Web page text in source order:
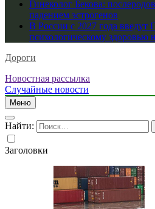
Гинеколог Бекова:
падением эстрогенов
В России с 2027 года
психологическому здоровью
Дороги
Новостная рассылка
Случайные новости
Меню
Найти:
Заголовки